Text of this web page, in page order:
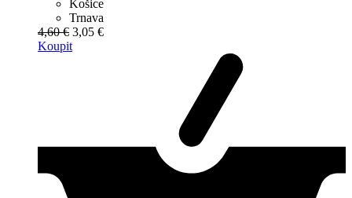
Košice
Trnava
4,60 € 3,05 €
Koupit